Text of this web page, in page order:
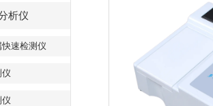
析仪
速检测仪